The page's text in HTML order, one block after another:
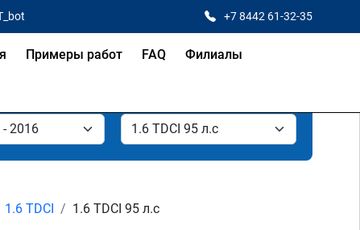
+7 8442 61-32-35
Примеры работ FAQ Филиалы
1.6 TDCI 1.6 TDCI 95 л.с